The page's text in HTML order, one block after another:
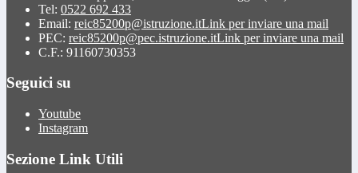
Tel: 0522 692 433
Email: reic85200p@istruzione.itLink per inviare una mail
PEC: reic85200p@pec.istruzione.itLink per inviare una mail
C.F.: 91160730353
Seguici su
Youtube
Instagram
Sezione Link Utili